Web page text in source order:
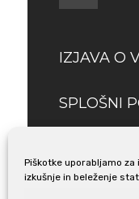
Piškotke uporabljamo
izkušnje in beleženje
IZJAVA O
SPLOŠNI